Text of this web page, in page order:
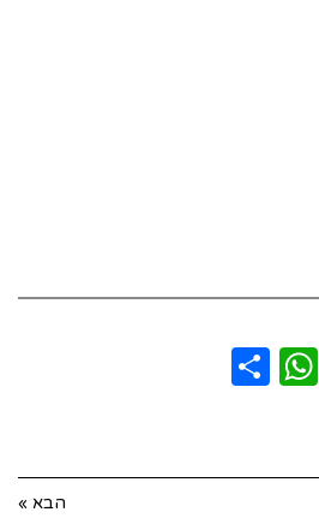
Facebook
WhatsApp
הבא »